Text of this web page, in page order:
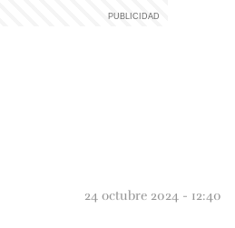
24 octubre 2024 - 12:40